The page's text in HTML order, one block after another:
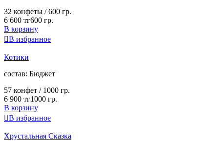
32 конфеты /600 гр.
6 600 тг600 гр.
В корзину
В избранное
Котики
cостав: Бюджет
57 конфет / 1000 гр.
6 900 тг1000 гр.
В корзину
В избранное
Хрустальная Сказка